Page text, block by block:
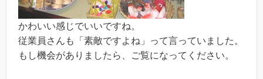
かわいい感じでいいですね。
従業員さんも「素敵ですよね」って言っていました。
もし機会がありましたら、ご覧になってください。